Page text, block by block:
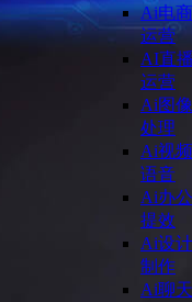
Ai电商
运营
AI直播
运营
Ai图像
处理
Ai视频
语音
Ai办公
提效
Ai设计
制作
Ai聊天